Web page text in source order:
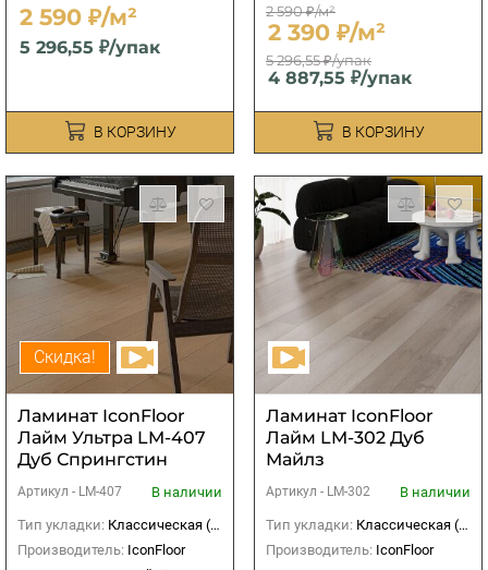
2 590 ₽/м²
5 296,55 ₽/упак
В КОРЗИНУ
2 590 ₽/м²
2 390 ₽/м²
5 296,55 ₽/упак
4 887,55 ₽/упак
В КОРЗИНУ
Скидка!
Ламинат IconFloor
Лайм Ультра LM-407
Дуб Спрингстин
Артикул - LM-407
В наличии
Тип укладки: Классическая (прямая)
Производитель: IconFloor
Ламинат IconFloor
Лайм LM-302 Дуб
Майлз
Артикул - LM-302
В наличии
Тип укладки: Классическая (прямая)
Производитель: IconFloor